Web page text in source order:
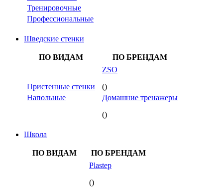
Тренировочные
Профессиональные
Шведские стенки
ПО ВИДАМ ПО БРЕНДАМ
Пристенные стенки
Напольные
ZSO
()
Домашние тренажеры
()
Школа
ПО ВИДАМ ПО БРЕНДАМ
Plastep
()